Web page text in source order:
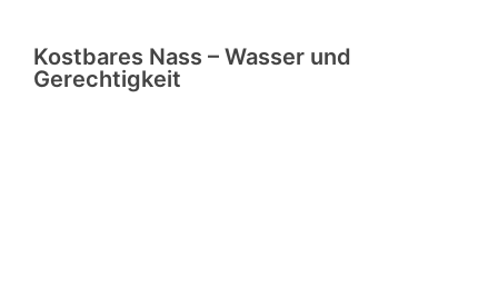
Kostbares Nass – Wasser und
Gerechtigkeit